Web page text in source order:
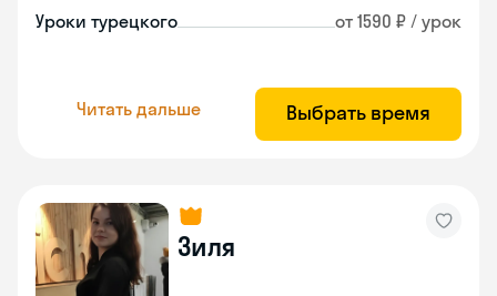
Уроки турецкого от 1590 ₽ / урок
Читать дальше Выбрать время
Зиля